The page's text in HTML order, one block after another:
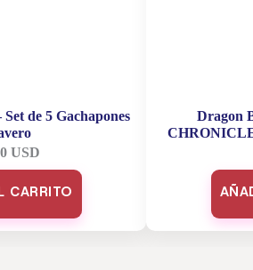
de 5 Gachapones
USD
CARRITO
Dragon